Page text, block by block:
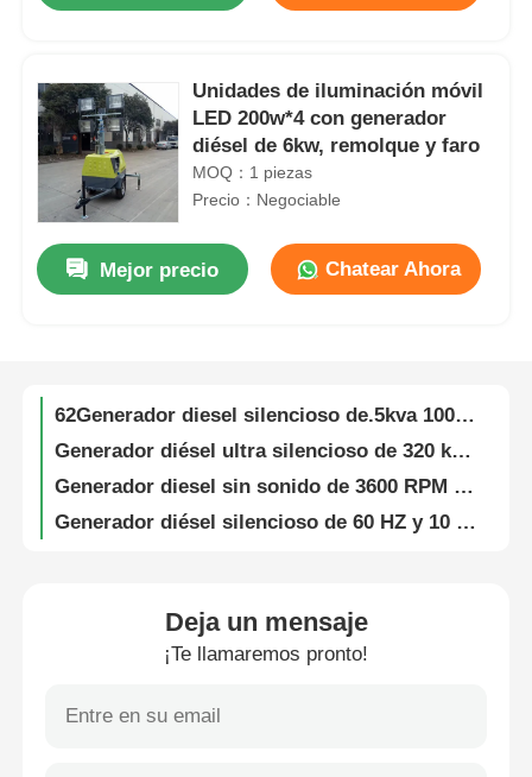
En casa.
Productos
Sobre nosotros
Contacta con nosotros
Casos
sistema de generador diesel silencioso
Unidades de iluminación móvil
LED 200w*4 con generador
diésel de 6kw, remolque y faro
MOQ：1 piezas
Precio：Negociable
Mejor precio
Chatear Ahora
Generador diésel ultra silencioso de 187.5 KVA, motor diésel de 150 kW refrigerado por aire
Deja un mensaje
¡Te llamaremos pronto!